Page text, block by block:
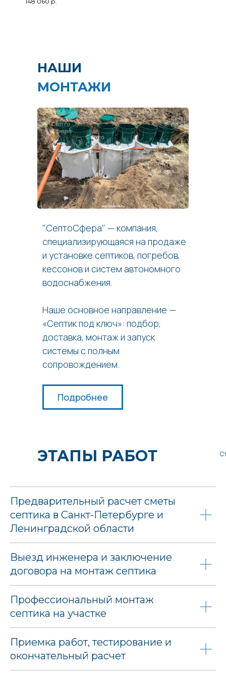
НАШИ
МОНТАЖИ
"СептоСфера" — компания,
специализирующаяся на продаже
и установке септиков, погребов,
кессонов и систем автономного
водоснабжения.
Наше основное направление —
«Септик под ключ»: подбор,
доставка, монтаж и запуск
системы с полным
сопровождением.
Подробнее
ЭТАПЫ РАБОТ
Предварительный расчет сметы
септика в Санкт-Петербурге и
Ленинградской области
Выезд инженера и заключение
договора на монтаж септика
Профессиональный монтаж
септика на участке
Приемка работ, тестирование и
окончательный расчет